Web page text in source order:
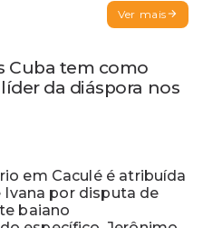
Ver mais
Cuba tem como
da diáspora nos
em Caculé é atribuída
Ivana por disputa de
baiano